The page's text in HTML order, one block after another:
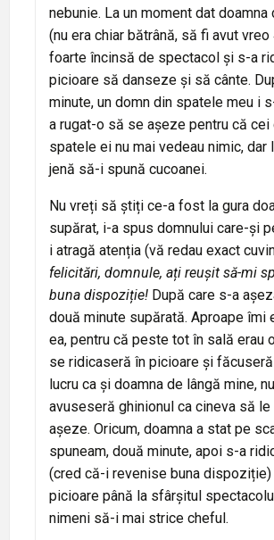
nebunie. La un moment dat doamna
(nu era chiar bătrână, să fi avut vreo
foarte încinsă de spectacol și s-a
picioare să danseze și să cânte.
minute, un domn din spatele meu i
a rugat-o să se așeze pentru că
spatele ei nu mai vedeau nimic, dar
jenă să-i spună cucoanei.
Nu vreți să știți ce-a fost la gura
supărat, i-a spus domnului care-și
i atragă atenția (vă redau exact
felicitări, domnule, ați reușit să-mi
buna dispoziție! După care s-a
două minute supărată. Aproape îmi
ea, pentru că peste tot în sală erau
se ridicaseră în picioare și
lucru ca și doamna de lângă mine,
avuseseră ghinionul ca cineva să
așeze. Oricum, doamna a stat pe
spuneam, două minute, apoi s-a
(cred că-i revenise buna dispoziție)
picioare până la sfârșitul
nimeni să-i mai strice cheful.